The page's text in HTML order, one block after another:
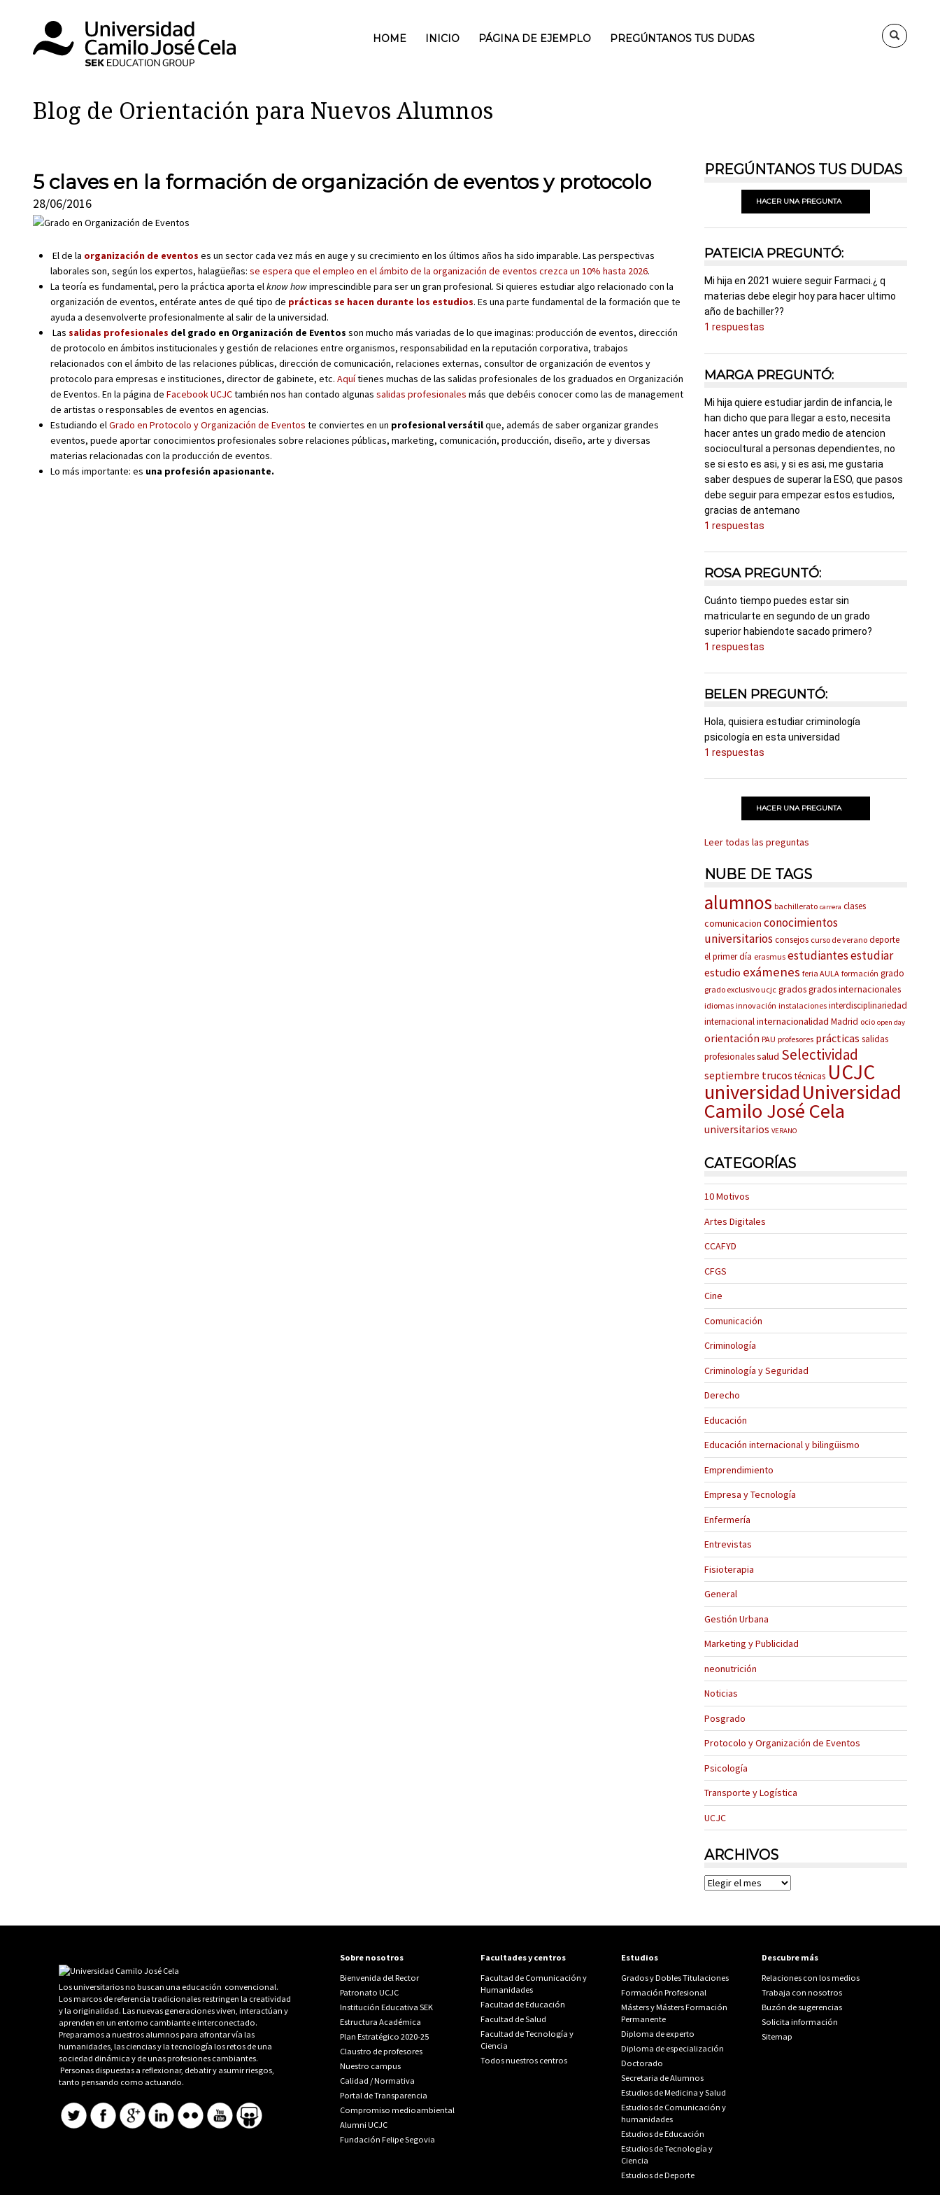
HOME INICIO PÁGINA DE EJEMPLO PREGÚNTANOS TUS DUDAS
Blog de Orientación para Nuevos Alumnos
5 claves en la formación de organización de eventos y protocolo
28/06/2016
El de la organización de eventos es un sector cada vez más en auge y su crecimiento en los últimos años ha sido imparable. Las perspectivas
laborales son, según los expertos, halagüeñas: se espera que el empleo en el ámbito de la organización de eventos crezca un 10% hasta 2026.
La teoría es fundamental, pero la práctica aporta el know howimprescindible para ser un gran profesional. Si quieres estudiar algo relacionado con la
organización de eventos, entérate antes de qué tipo de prácticas se hacen durante los estudios. Es una parte fundamental de la formación que te
ayuda a desenvolverte profesionalmente al salir de la universidad.
Las salidas profesionales del grado en Organización de Eventos son mucho más variadas de lo que imaginas: producción de eventos, dirección
de protocolo en ámbitos institucionales y gestión de relaciones entre organismos, responsabilidad en la reputación corporativa, trabajos
relacionados con el ámbito de las relaciones públicas, dirección de comunicación, relaciones externas, consultor de organización de eventos y
protocolo para empresas e instituciones, director de gabinete, etc. Aquítienes muchas de las salidas profesionales de los graduados en Organización
de Eventos. En la página de Facebook UCJCtambién nos han contado algunas salidas profesionales más que debéis conocer como las de management
de artistas o responsables de eventos en agencias.
Estudiando el Grado en Protocolo y Organización de Eventos te conviertes en un profesional versátilque, además de saber organizar grandes
eventos, puede aportar conocimientos profesionales sobre relaciones públicas, marketing, comunicación, producción, diseño, arte y diversas
materias relacionadas con la producción de eventos.
Lo más importante: es una profesión apasionante.
PREGÚNTANOS TUS DUDAS
HACER UNA PREGUNTA
PATEICIA PREGUNTÓ:
Mi hija en 2021 wuiere seguir Farmaci.¿ q
materias debe elegir hoy para hacer ultimo
año de bachiller??
1 respuestas
MARGA PREGUNTÓ:
Mi hija quiere estudiar jardin de infancia, le
han dicho que para llegar a esto, necesita
hacer antes un grado medio de atencion
sociocultural a personas dependientes, no
se si esto es asi, y si es asi, me gustaria
saber despues de superar la ESO, que pasos
debe seguir para empezar estos estudios,
gracias de antemano
1 respuestas
ROSA PREGUNTÓ:
Cuánto tiempo puedes estar sin
matricularte en segundo de un grado
superior habiendote sacado primero?
1 respuestas
BELEN PREGUNTÓ:
Hola, quisiera estudiar criminología
psicología en esta universidad
1 respuestas
HACER UNA PREGUNTA
Leer todas las preguntas
NUBE DE TAGS
alumnos bachillerato carrera clases
comunicacion conocimientos
universitariosconsejos curso de verano deporte
el primer día erasmus estudiantesestudiar
estudio exámenes feria AULA formación grado
grado exclusivo ucjc gradosgrados internacionales
idiomas innovación instalaciones interdisciplinariedad
internacionalinternacionalidad Madrid ocio open day
orientación PAU profesores prácticas salidas
profesionalessalud Selectividad
septiembre trucos técnicas UCJC
universidadUniversidad
Camilo José Cela
universitarios VERANO
CATEGORÍAS
10 Motivos
Artes Digitales
CCAFYD
CFGS
Cine
Comunicación
Criminología
Criminología y Seguridad
Derecho
Educación
Educación internacional y bilingüismo
Emprendimiento
Empresa y Tecnología
Enfermería
Entrevistas
Fisioterapia
General
Gestión Urbana
Marketing y Publicidad
neonutrición
Noticias
Posgrado
Protocolo y Organización de Eventos
Psicología
Transporte y Logística
UCJC
ARCHIVOS
Archivos
Los universitarios no buscan una educación convencional.
Los marcos de referencia tradicionales restringen la creatividad
y la originalidad. Las nuevas generaciones viven, interactúan y
aprenden en un entorno cambiante e interconectado.
Preparamos a nuestros alumnos para afrontar vía las
humanidades, las ciencias y la tecnología los retos de una
sociedad dinámica y de unas profesiones cambiantes.
Personas dispuestas a reflexionar, debatir y asumir riesgos,
tanto pensando como actuando.
Sobre nosotros
Bienvenida del Rector
Patronato UCJC
Institución Educativa SEK
Estructura Académica
Plan Estratégico 2020-25
Claustro de profesores
Nuestro campus
Calidad /Normativa
Portal de Transparencia
Compromiso medioambiental
Alumni UCJC
Fundación Felipe Segovia
Facultades y centros
Facultad de Comunicación y
Humanidades
Facultad de Educación
Facultad de Salud
Facultad de Tecnología y
Ciencia
Todos nuestros centros
Estudios
Grados y Dobles Titulaciones
Formación Profesional
Másters y Másters Formación
Permanente
Diploma de experto
Diploma de especialización
Doctorado
Secretaria de Alumnos
Estudios de Medicina y Salud
Estudios de Comunicación y
humanidades
Estudios de Educación
Estudios de Tecnología y
Ciencia
Estudios de Deporte
Descubre más
Relaciones con los medios
Trabaja con nosotros
Buzón de sugerencias
Solicita información
Sitemap